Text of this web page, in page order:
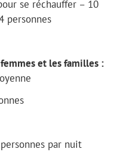
se réchauffer – 10
personnes
et les familles :
par nuit